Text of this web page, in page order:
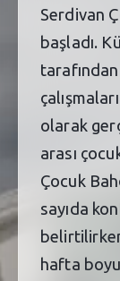
Serdivan
başladı.
olarak
arası
Çocuk
sayıda
hafta